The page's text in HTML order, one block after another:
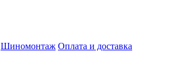
Шиномонтаж Оплата и доставка